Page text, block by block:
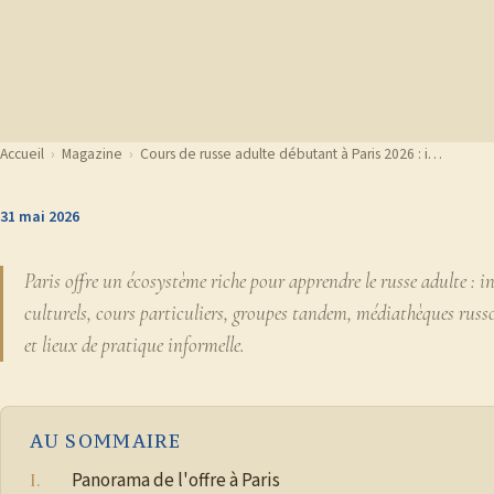
Accueil › Magazine › Cours de russe adulte débutant à Paris 2026 : i…
31 mai 2026
Paris offre un écosystème riche pour apprendre le russe adulte :
culturels, cours particuliers, groupes tandem, médiathèques
et lieux de pratique informelle.
AU SOMMAIRE
Panorama de l'offre à Paris